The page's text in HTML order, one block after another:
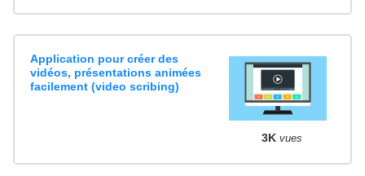
Application pour créer des
vidéos, présentations animées
facilement (video scribing)
3K vues